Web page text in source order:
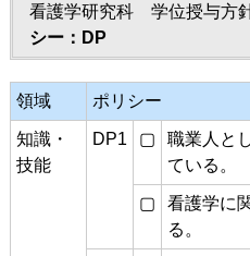
看護学研究科 学位授与
シー：DP
領域 ポリシー
知識・
技能
DP1 ▢
職業人と
ている。
▢
看護学に
る。